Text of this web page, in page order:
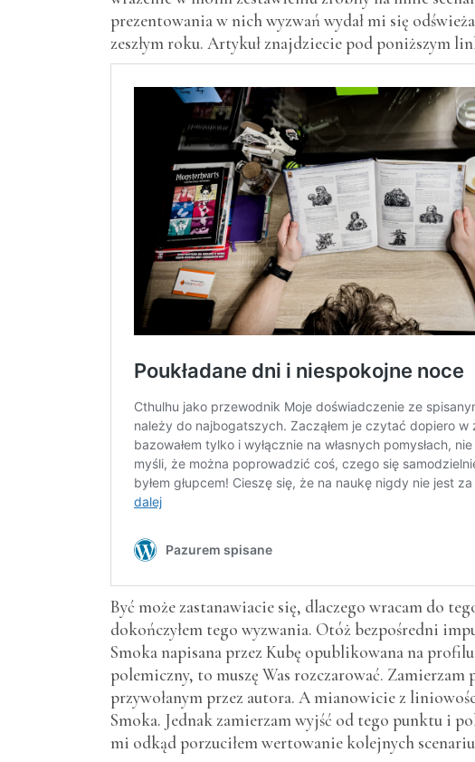
prezentowania w nich wyzwań wydał mi się
zeszłym roku. Artykuł znajdziecie pod poniższym
Być może zastanawiacie się, dlaczego wracam do
dokończyłem tego wyzwania. Otóż bezpośredni
Smoka napisana przez Kubę opublikowana na
polemiczny, to muszę Was rozczarować.
przywołanym przez autora. A mianowicie z
Smoka. Jednak zamierzam wyjść od tego punktu i
mi odkąd porzuciłem wertowanie kolejnych